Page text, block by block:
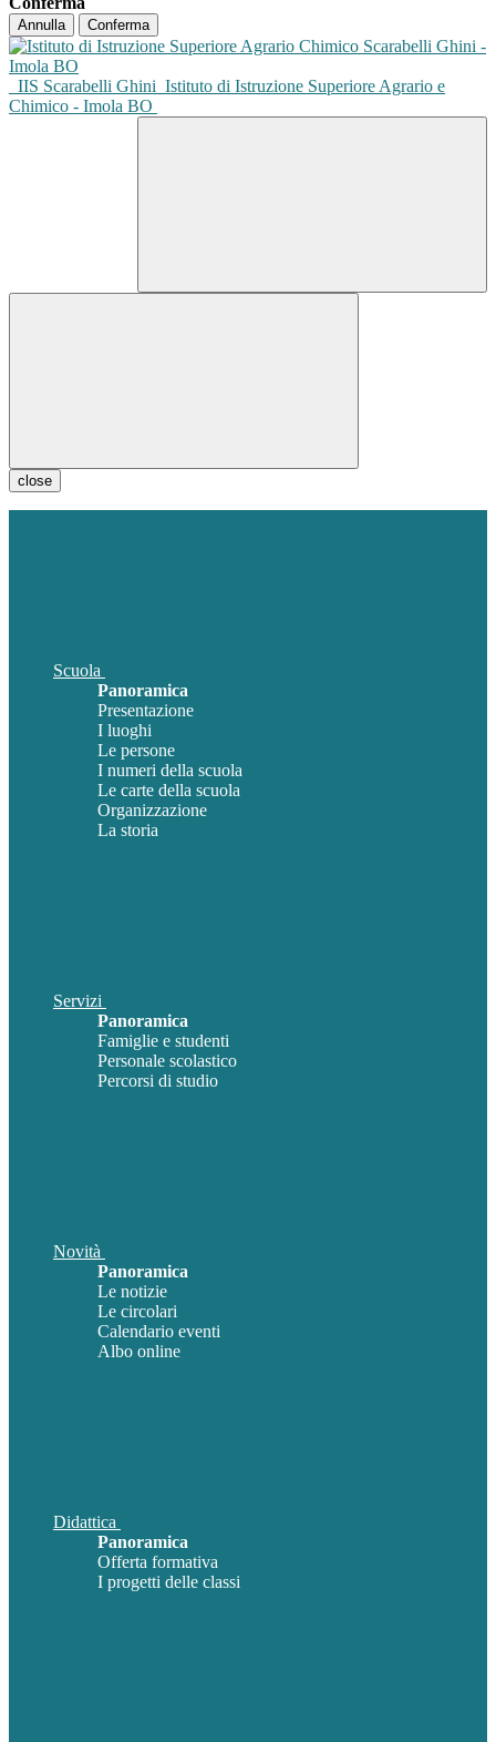
Annulla Conferma
IIS Scarabelli Ghini Istituto di Istruzione Superiore Agrario e
Chimico - Imola BO
close
Scuola
Panoramica
Presentazione
I luoghi
Le persone
I numeri della scuola
Le carte della scuola
Organizzazione
La storia
Servizi
Panoramica
Famiglie e studenti
Personale scolastico
Percorsi di studio
Novità
Panoramica
Le notizie
Le circolari
Calendario eventi
Albo online
Didattica
Panoramica
Offerta formativa
I progetti delle classi